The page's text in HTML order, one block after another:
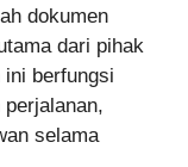
dokumen
dari pihak
berfungsi
selama